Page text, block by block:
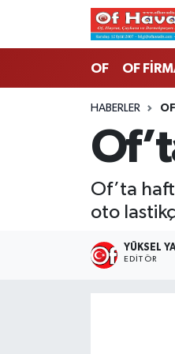
OF OF
HABERLER OF
Of’ta
oto
YÜKSEL
EDITÖR
Trabzon Nöbetçi
Trabzon Namaz
Trabzon Trafik
Süper Lig Puan
Tüm Manşetler